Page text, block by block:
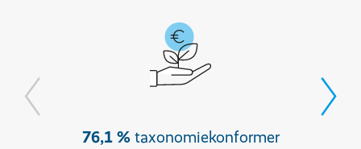
76,1 % taxonomie­konformer